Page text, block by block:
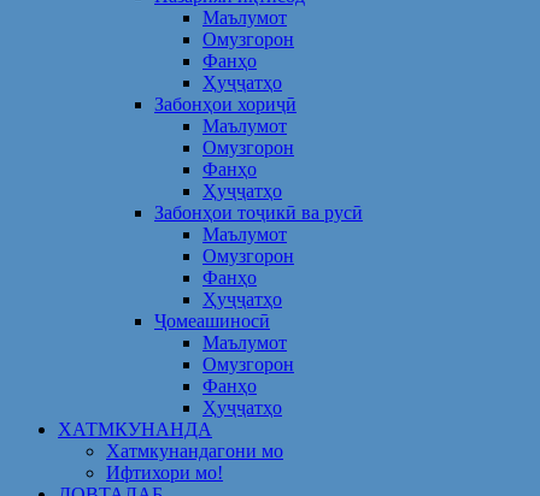
Маълумот
Омузгорон
Фанҳо
Ҳуҷҷатҳо
Забонҳои хориҷӣ
Маълумот
Омузгорон
Фанҳо
Ҳуҷҷатҳо
Забонҳои тоҷикӣ ва русӣ
Маълумот
Омузгорон
Фанҳо
Ҳуҷҷатҳо
Ҷомеашиносӣ
Маълумот
Омузгорон
Фанҳо
Ҳуҷҷатҳо
ХАТМКУНАНДА
Хатмкунандагони мо
Ифтихори мо!